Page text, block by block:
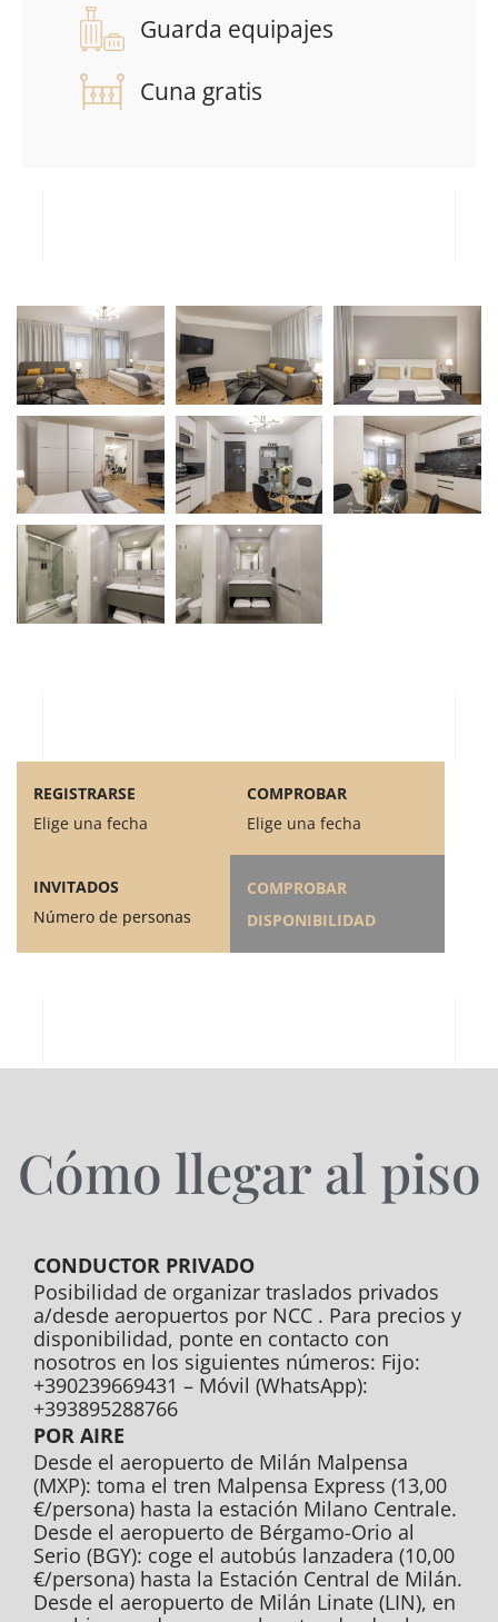
Guarda equipajes
Cuna gratis
REGISTRARSE
Elige una fecha
COMPROBAR
Elige una fecha
INVITADOS
Número de personas
COMPROBAR
DISPONIBILIDAD
Cómo llegar al piso
CONDUCTOR PRIVADO
Posibilidad de organizar traslados privados
a/desde aeropuertos por NCC . Para precios y
disponibilidad, ponte en contacto con
nosotros en los siguientes números: Fijo:
+390239669431 – Móvil (WhatsApp):
+393895288766
POR AIRE
Desde el aeropuerto de Milán Malpensa
(MXP): toma el tren Malpensa Express (13,00
€/persona) hasta la estación Milano Centrale.
Desde el aeropuerto de Bérgamo-Orio al
Serio (BGY): coge el autobús lanzadera (10,00
€/persona) hasta la Estación Central de Milán.
Desde el aeropuerto de Milán Linate (LIN), en